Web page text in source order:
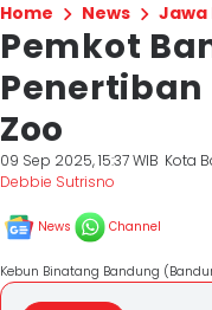
Home News Jawa
Pemkot
Penertiban
Zoo
09 Sep 2025, 15:37 WIB Kota
Debbie Sutrisno
News Channel
Kebun Binatang Bandung